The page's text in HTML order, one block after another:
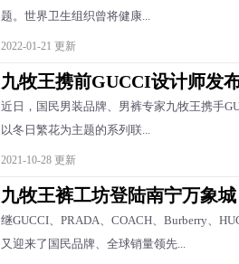
题。世界卫生组织曾将健康...
2022-01-21 更新
九牧王携前GUCCI设计师发
近日，国民男装品牌、男裤专家九牧王携手
以冬日繁花为主题的系列联...
2021-10-28 更新
九牧王裤工坊登陆南宁万象
继GUCCI、PRADA、COACH、Burberry、
又迎来了国民品牌、全球销量领先...